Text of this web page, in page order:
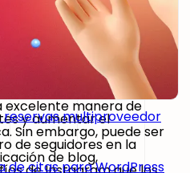
reservas multiproveedor
de citas para WordPress
excelente manera de
y aumentar el
Sin embargo, puede ser
de seguidores en la
de blog,